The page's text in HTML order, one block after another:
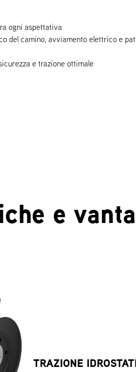
ogni aspettativa
del camino, avviamento elettrico e
e trazione ottimale
e
TRAZIONE